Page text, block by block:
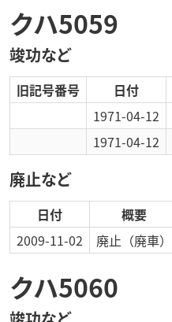
クハ5059
竣功など
旧記号番号 日付
1971-04-12
1971-04-12
廃止など
日付 概要
2009-11-02
廃止 （廃車）
クハ5060